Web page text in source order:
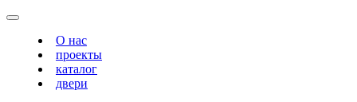
О нас
проекты
каталог
двери